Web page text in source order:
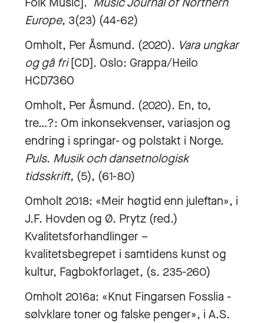
Europe, 3(23) (44-62)
Omholt, Per Åsmund. (2020). Vara ungkar
og gå fri[CD]. Oslo: Grappa/Heilo
HCD7360
Omholt, Per Åsmund. (2020). En, to,
tre…?: Om inkonsekvenser, variasjon og
endring i springar- og polstakt i Norge.
Puls. Musik och dansetnologisk
tidsskrift, (5), (61-80)
Omholt 2018: «Meir høgtid enn juleftan», i
J.F. Hovden og Ø. Prytz (red.)
Kvalitetsforhandlinger –
kvalitetsbegrepet i samtidens kunst og
kultur, Fagbokforlaget, (s. 235-260)
Omholt 2016a: «Knut Fingarsen Fosslia -
sølvklare toner og falske penger», i A.S.